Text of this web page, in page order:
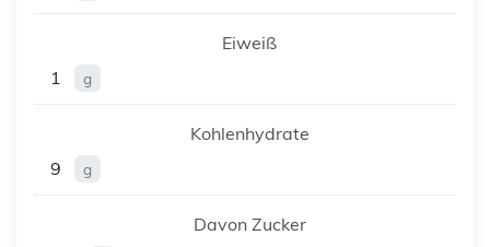
Eiweiß
1
g
Kohlenhydrate
9
g
Davon Zucker